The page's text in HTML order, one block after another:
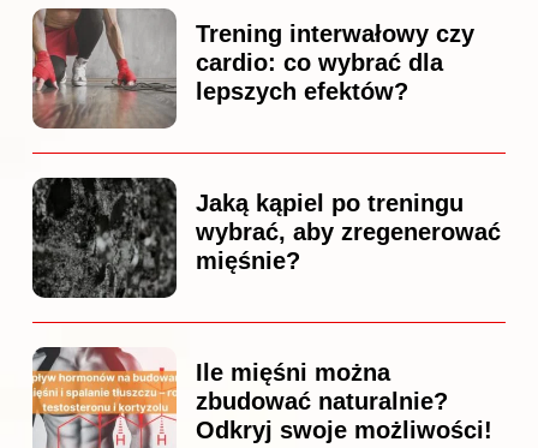
Trening interwałowy czy
cardio: co wybrać dla
lepszych efektów?
Jaką kąpiel po treningu
wybrać, aby zregenerować
mięśnie?
Ile mięśni można
zbudować naturalnie?
Odkryj swoje możliwości!